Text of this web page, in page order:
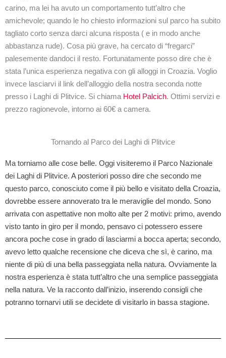
carino, ma lei ha avuto un comportamento tutt’altro che
amichevole; quando le ho chiesto informazioni sul parco ha subito
tagliato corto senza darci alcuna risposta ( e in modo anche
abbastanza rude). Cosa più grave, ha cercato di “fregarci”
palesemente dandoci il resto. Fortunatamente posso dire che è
stata l’unica esperienza negativa con gli alloggi in Croazia. Voglio
invece lasciarvi il link dell’alloggio della nostra seconda notte
presso i Laghi di Plitvice. Si chiama Hotel Palcich. Ottimi servizi e
prezzo ragionevole, intorno ai 60€ a camera.
Tornando al Parco dei Laghi di Plitvice
Ma torniamo alle cose belle. Oggi visiteremo il Parco Nazionale
dei Laghi di Plitvice. A posteriori posso dire che secondo me
questo parco, conosciuto come il più bello e visitato della Croazia,
dovrebbe essere annoverato tra le meraviglie del mondo. Sono
arrivata con aspettative non molto alte per 2 motivi: primo, avendo
visto tanto in giro per il mondo, pensavo ci potessero essere
ancora poche cose in grado di lasciarmi a bocca aperta; secondo,
avevo letto qualche recensione che diceva che sì, è carino, ma
niente di più di una bella passeggiata nella natura. Ovviamente la
nostra esperienza è stata tutt’altro che una semplice passeggiata
nella natura. Ve la racconto dall’inizio, inserendo consigli che
potranno tornarvi utili se decidete di visitarlo in bassa stagione.